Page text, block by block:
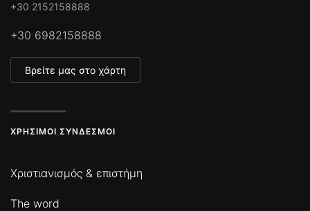
+30 2152158888
+30 6982158888
Βρείτε μας στο χάρτη
ΧΡΉΣΙΜΟΙ ΣΎΝΔΕΣΜΟΙ
Χριστιανισμός & επιστήμη
The word